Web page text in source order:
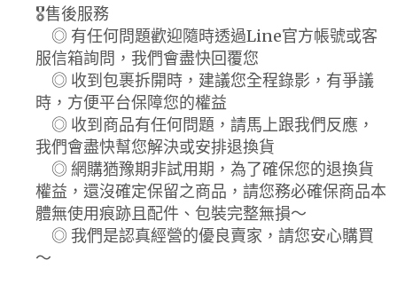
🎖️售後服務
◎ 有任何問題歡迎隨時透過Line官方帳號或客
服信箱詢問，我們會盡快回覆您
◎ 收到包裹拆開時，建議您全程錄影，有爭議
時，方便平台保障您的權益
◎ 收到商品有任何問題，請馬上跟我們反應，
我們會盡快幫您解決或安排退換貨
◎ 網購猶豫期非試用期，為了確保您的退換貨
權益，還沒確定保留之商品，請您務必確保商品本
體無使用痕跡且配件、包裝完整無損～
◎ 我們是認真經營的優良賣家，請您安心購買
～